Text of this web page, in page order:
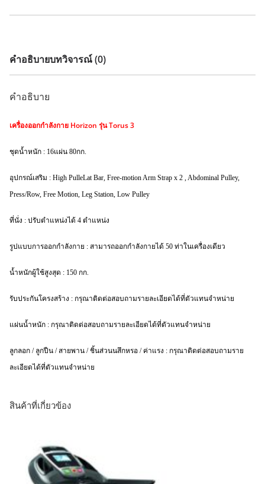
คำอธิบายบทวิจารณ์ (0)
คำอธิบาย
เครื่องออกกำลังกาย Horizon รุ่น Torus 3
ชุดน้ำหนัก : 16แผ่น 80กก.
อุปกรณ์เสริม : High PulleLat Bar, Free-motion Arm Strap x 2 , Abdominal Pulley,
Press/Row, Free Motion, Leg Station, Low Pulley
ที่นั่ง : ปรับตำแหน่งได้ 4 ตำแหน่ง
รูปแบบการออกกำลังกาย : สามารถออกกำลังกายได้ 50 ท่าในเครื่องเดียว
น้ำหนักผู้ใช้สูงสุด : 150 กก.
รับประกันโครงสร้าง : กรุณาติดต่อสอบถามรายละเอียดได้ที่ตัวแทนจำหน่าย
แผ่นน้ำหนัก : กรุณาติดต่อสอบถามรายละเอียดได้ที่ตัวแทนจำหน่าย
ลูกลอก / ลูกปืน /สายพาน /ชิ้นส่วนนสึกหรอ / ค่าแรง : กรุณาติดต่อสอบถามราย
ละเอียดได้ที่ตัวแทนจำหน่าย
สินค้าที่เกี่ยวข้อง